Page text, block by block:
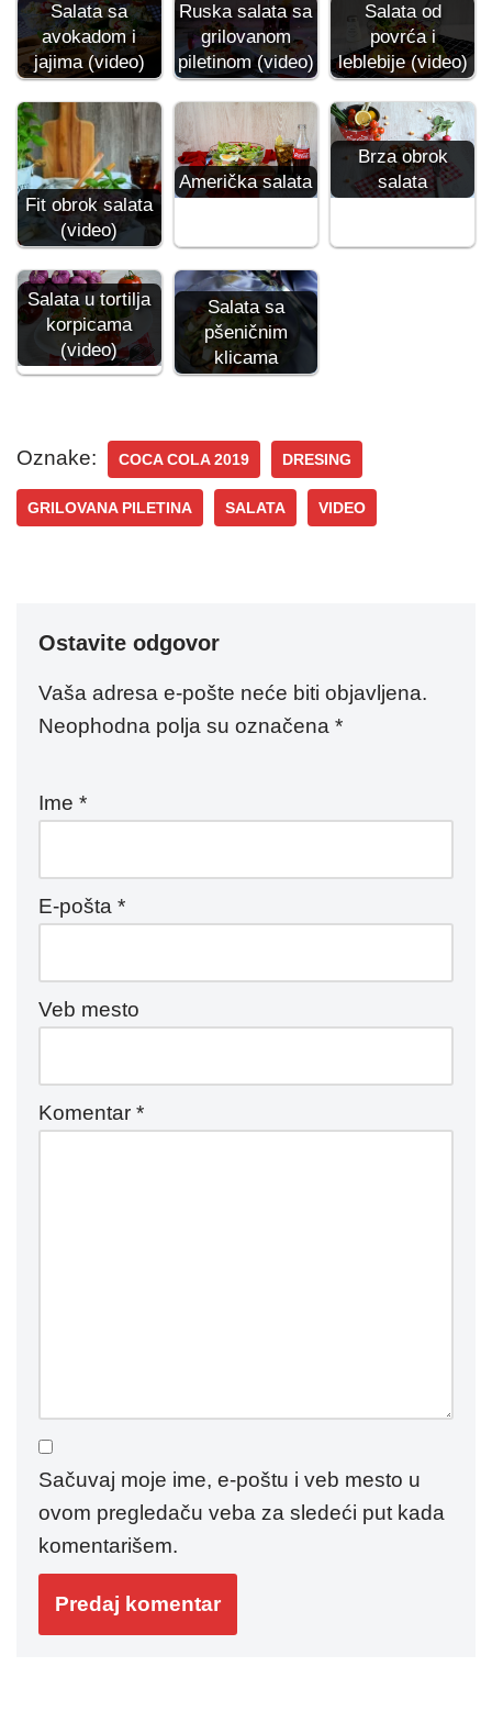
Salata sa
avokadom i
jajima (video)
Ruska salata sa
grilovanom
piletinom (video)
Salata od
povrća i
leblebije (video)
Fit obrok salata
(video)
Američka salata
Brza obrok
salata
Salata u tortilja
korpicama
(video)
Salata sa
pšeničnim
klicama
Oznake: COCA COLA 2019 DRESING
GRILOVANA PILETINA SALATA VIDEO
Ostavite odgovor
Vaša adresa e-pošte neće biti objavljena.
Neophodna polja su označena *
Ime *
E-pošta *
Veb mesto
Komentar *
Sačuvaj moje ime, e-poštu i veb mesto u
ovom pregledaču veba za sledeći put kada
komentarišem.